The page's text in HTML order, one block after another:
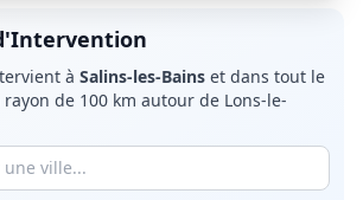
à Salins-les-Bains et dans tout le
de 100 km autour de Lons-le-